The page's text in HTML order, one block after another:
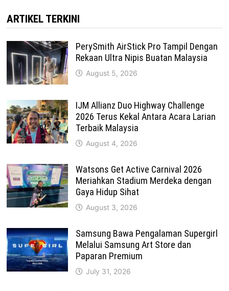
ARTIKEL TERKINI
PerySmith AirStick Pro Tampil Dengan
Rekaan Ultra Nipis Buatan Malaysia
August 5, 2026
IJM Allianz Duo Highway Challenge
2026 Terus Kekal Antara Acara Larian
Terbaik Malaysia
August 4, 2026
Watsons Get Active Carnival 2026
Meriahkan Stadium Merdeka dengan
Gaya Hidup Sihat
August 3, 2026
Samsung Bawa Pengalaman Supergirl
Melalui Samsung Art Store dan
Paparan Premium
July 31, 2026